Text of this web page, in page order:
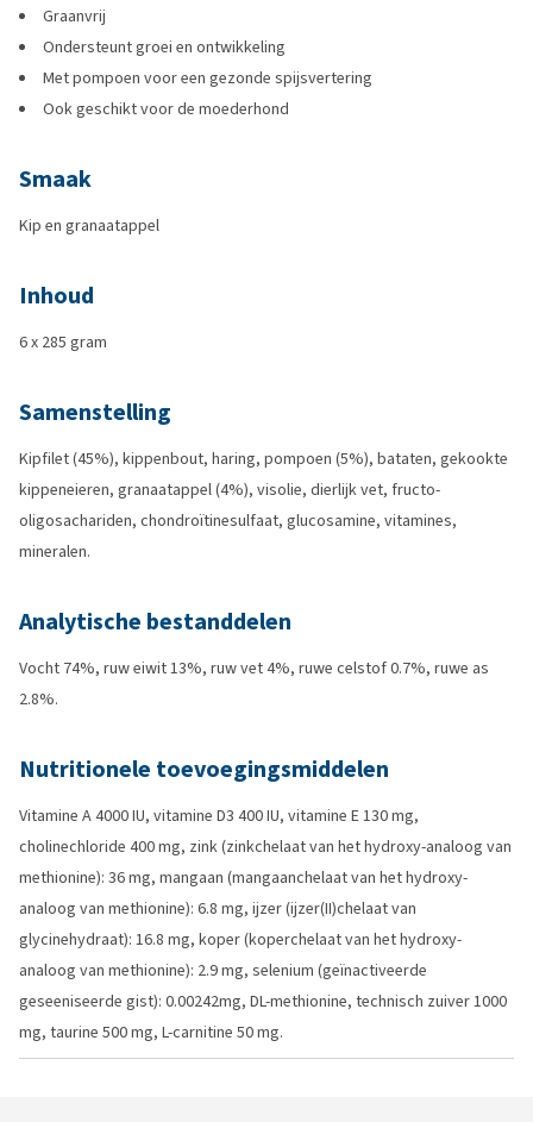
Graanvrij
Ondersteunt groei en ontwikkeling
Met pompoen voor een gezonde spijsvertering
Ook geschikt voor de moederhond
Smaak
Kip en granaatappel
Inhoud
6 x 285 gram
Samenstelling
Kipfilet (45%), kippenbout, haring, pompoen (5%), bataten, gekookte
kippeneieren, granaatappel (4%), visolie, dierlijk vet, fructo-
oligosachariden, chondroïtinesulfaat, glucosamine, vitamines,
mineralen.
Analytische bestanddelen
Vocht 74%, ruw eiwit 13%, ruw vet 4%, ruwe celstof 0.7%, ruwe as
2.8%.
Nutritionele toevoegingsmiddelen
Vitamine A 4000 IU, vitamine D3 400 IU, vitamine E 130 mg,
cholinechloride 400 mg, zink (zinkchelaat van het hydroxy-analoog van
methionine): 36 mg, mangaan (mangaanchelaat van het hydroxy-
analoog van methionine): 6.8 mg, ijzer (ijzer(II)chelaat van
glycinehydraat): 16.8 mg, koper (koperchelaat van het hydroxy-
analoog van methionine): 2.9 mg, selenium (geïnactiveerde
geseeniseerde gist): 0.00242mg, DL-methionine, technisch zuiver 1000
mg, taurine 500 mg, L-carnitine 50 mg.